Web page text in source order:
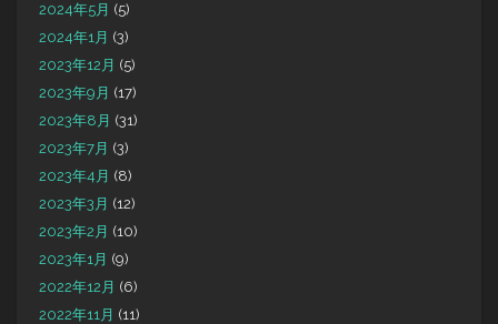
2024年5月 (5)
2024年1月 (3)
2023年12月 (5)
2023年9月 (17)
2023年8月 (31)
2023年7月 (3)
2023年4月 (8)
2023年3月 (12)
2023年2月 (10)
2023年1月 (9)
2022年12月 (6)
2022年11月 (11)